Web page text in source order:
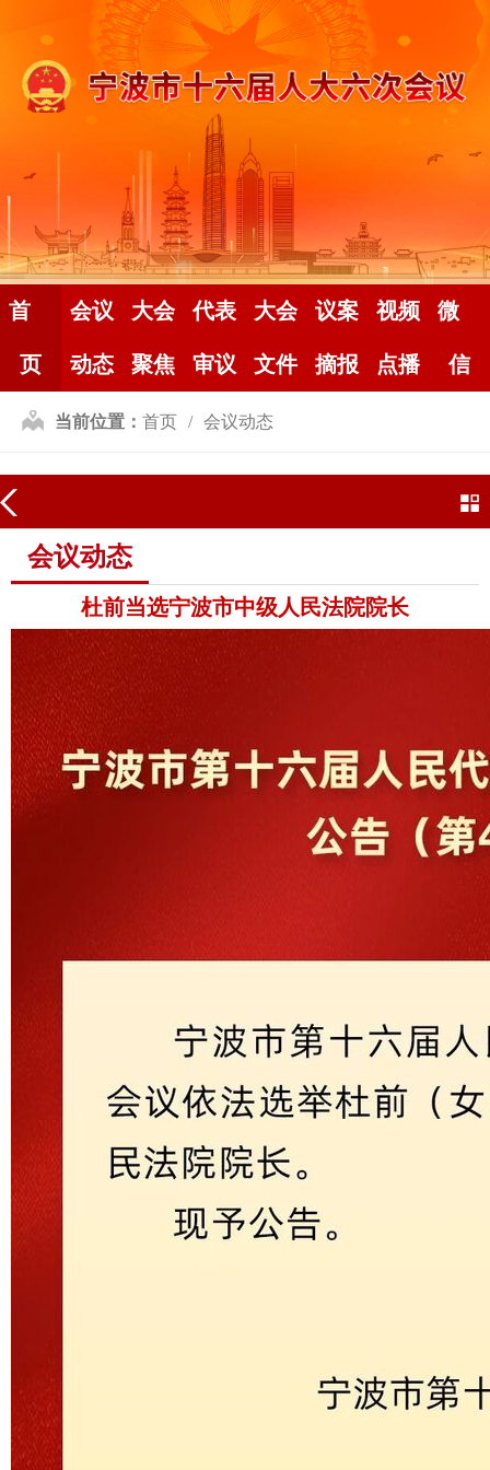
首
页
会议
动态
大会
聚焦
代表
审议
大会
文件
议案
摘报
视频
点播
微
信
当前位置： 首页 会议动态
会议动态
杜前当选宁波市中级人民法院院长